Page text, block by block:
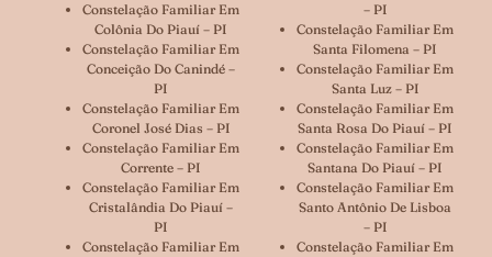
Constelação Familiar Em
Colônia Do Piauí – PI
Constelação Familiar Em
Conceição Do Canindé –
PI
Constelação Familiar Em
Coronel José Dias – PI
Constelação Familiar Em
Corrente – PI
Constelação Familiar Em
Cristalândia Do Piauí –
PI
Constelação Familiar Em
– PI
Constelação Familiar Em
Santa Filomena – PI
Constelação Familiar Em
Santa Luz – PI
Constelação Familiar Em
Santa Rosa Do Piauí – PI
Constelação Familiar Em
Santana Do Piauí – PI
Constelação Familiar Em
Santo Antônio De Lisboa
– PI
Constelação Familiar Em